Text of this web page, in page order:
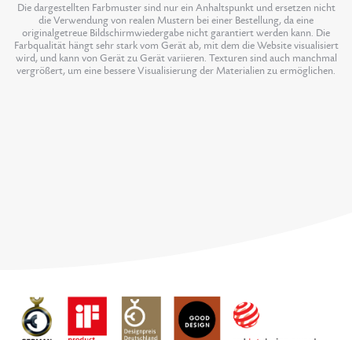
Die dargestellten Farbmuster sind nur ein Anhaltspunkt und ersetzen nicht
die Verwendung von realen Mustern bei einer Bestellung, da eine
originalgetreue Bildschirmwiedergabe nicht garantiert werden kann. Die
Farbqualität hängt sehr stark vom Gerät ab, mit dem die Website visualisiert
wird, und kann von Gerät zu Gerät variieren. Texturen sind auch manchmal
vergrößert, um eine bessere Visualisierung der Materialien zu ermöglichen.